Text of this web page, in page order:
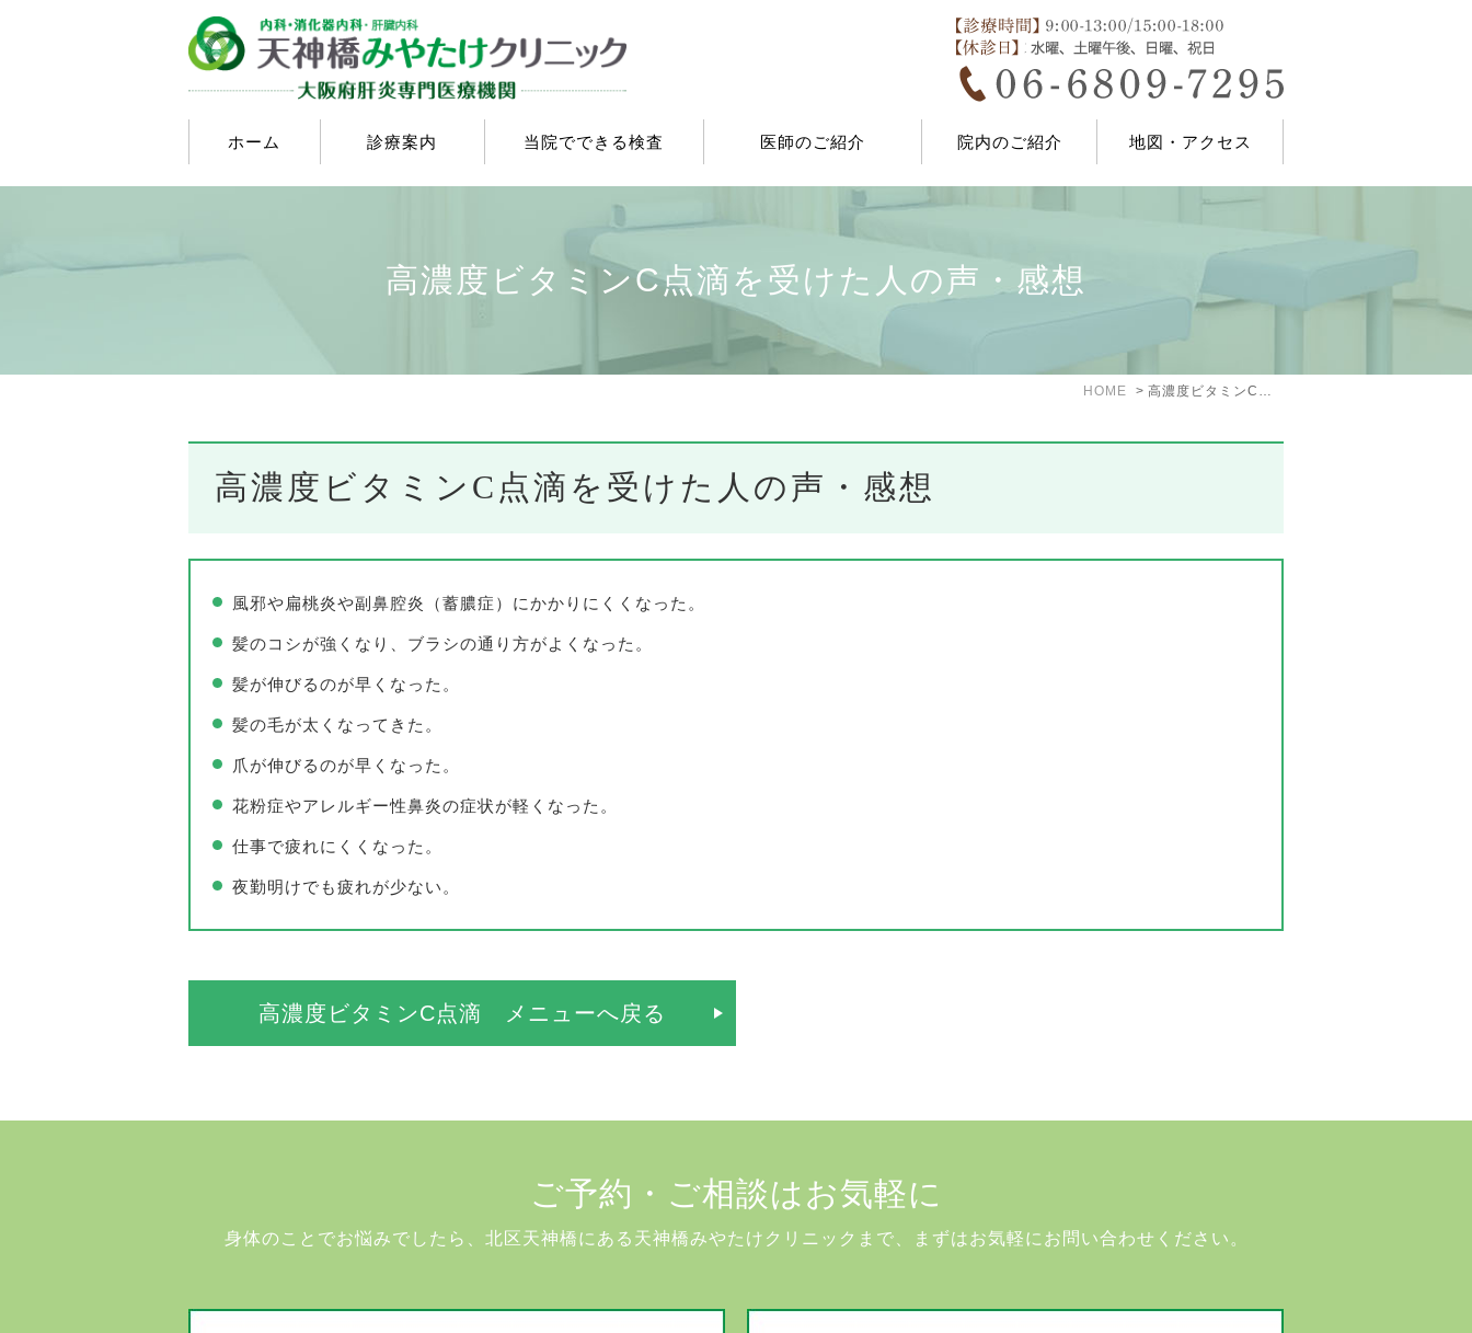
ホーム 診療案内 当院でできる検査 医師のご紹介 院内のご紹介 地図・アクセス
高濃度ビタミンC点滴を受けた人の声・感想
HOME 高濃度ビタミンC点滴を受けた人の声・感想
高濃度ビタミンC点滴を受けた人の声・感想
風邪や扁桃炎や副鼻腔炎（蓄膿症）にかかりにくくなった。
髪のコシが強くなり、ブラシの通り方がよくなった。
髪が伸びるのが早くなった。
髪の毛が太くなってきた。
爪が伸びるのが早くなった。
花粉症やアレルギー性鼻炎の症状が軽くなった。
仕事で疲れにくくなった。
夜勤明けでも疲れが少ない。
高濃度ビタミンC点滴 メニューへ戻る
ご予約・ご相談はお気軽に
身体のことでお悩みでしたら、北区天神橋にある天神橋みやたけクリニックまで、まずはお気軽にお問い合わせください。